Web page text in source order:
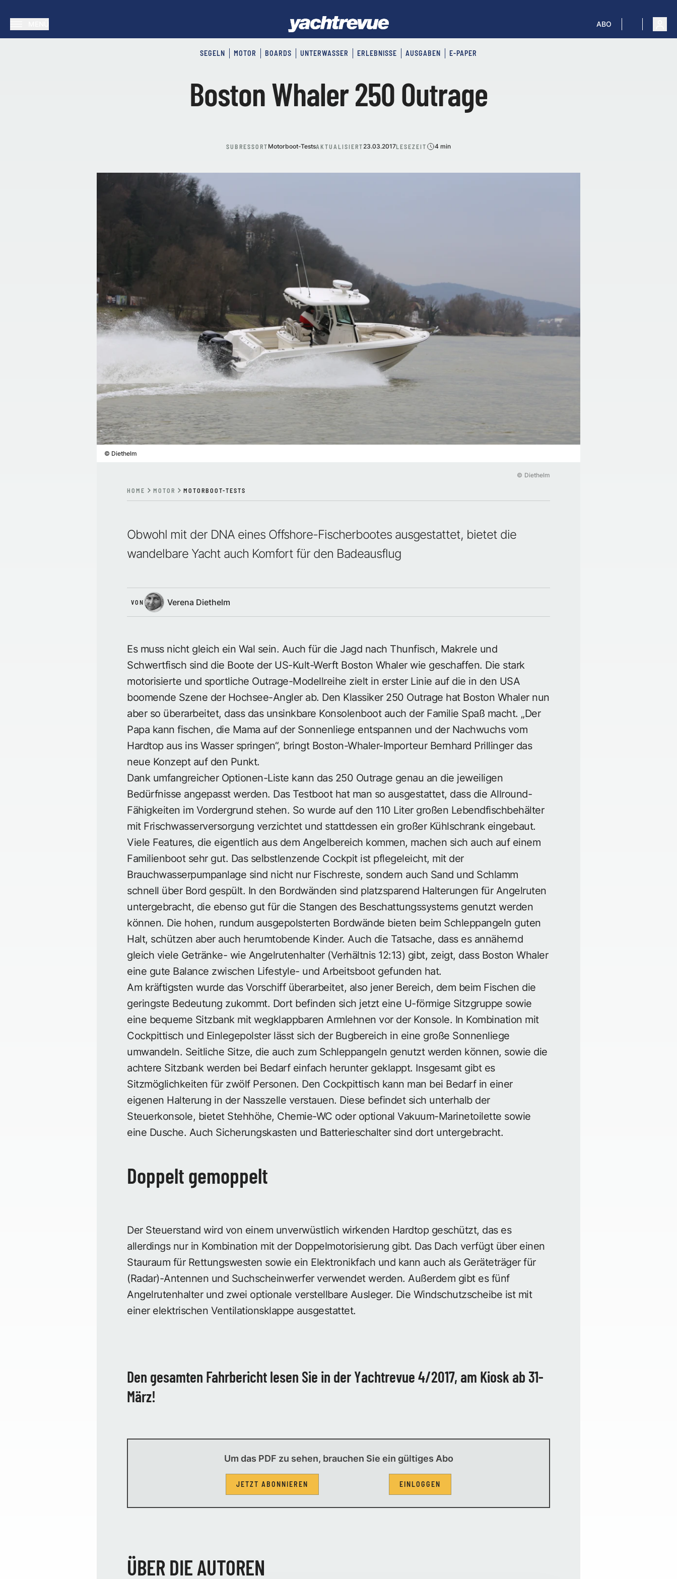
ABO
SEGELN MOTOR BOARDS UNTERWASSER ERLEBNISSE AUSGABEN E-PAPER
Boston Whaler 250 Outrage
SUBRESSORT Motorboot-TestsAKTUALISIERT23.03.2017LESEZEIT 4 min
© Diethelm
© Diethelm
HOME MOTOR MOTORBOOT-TESTS
Obwohl mit der DNA eines Offshore-Fischerbootes ausgestattet, bietet die
wandelbare Yacht auch Komfort für den Badeausflug
VON Verena Diethelm
Es muss nicht gleich ein Wal sein. Auch für die Jagd nach Thunfisch, Makrele und
Schwertfisch sind die Boote der US-Kult-Werft Boston Whaler wie geschaffen. Die stark
motorisierte und sportliche Outrage-Modellreihe zielt in erster Linie auf die in den USA
boomende Szene der Hochsee-Angler ab. Den Klassiker 250 Outrage hat Boston Whaler nun
aber so überarbeitet, dass das unsinkbare Konsolenboot auch der Familie Spaß macht. „Der
Papa kann fischen, die Mama auf der Sonnenliege entspannen und der Nachwuchs vom
Hardtop aus ins Wasser springen“, bringt Boston-Whaler-Importeur Bernhard Prillinger das
neue Konzept auf den Punkt.
Dank umfangreicher Optionen-Liste kann das 250 Outrage genau an die jeweiligen
Bedürfnisse angepasst werden. Das Testboot hat man so ausgestattet, dass die Allround-
Fähigkeiten im Vordergrund stehen. So wurde auf den 110 Liter großen Lebendfischbehälter
mit Frischwasserversorgung verzichtet und stattdessen ein großer Kühlschrank eingebaut.
Viele Features, die eigentlich aus dem Angelbereich kommen, machen sich auch auf einem
Familienboot sehr gut. Das selbstlenzende Cockpit ist pflegeleicht, mit der
Brauchwasserpumpanlage sind nicht nur Fischreste, sondern auch Sand und Schlamm
schnell über Bord gespült. In den Bordwänden sind platzsparend Halterungen für Angelruten
untergebracht, die ebenso gut für die Stangen des Beschattungssystems genutzt werden
können. Die hohen, rundum ausgepolsterten Bordwände bieten beim Schleppangeln guten
Halt, schützen aber auch herumtobende Kinder. Auch die Tatsache, dass es annähernd
gleich viele Getränke- wie Angelrutenhalter (Verhältnis 12:13) gibt, zeigt, dass Boston Whaler
eine gute Balance zwischen Lifestyle- und Arbeitsboot gefunden hat.
Am kräftigsten wurde das Vorschiff überarbeitet, also jener Bereich, dem beim Fischen die
geringste Bedeutung zukommt. Dort befinden sich jetzt eine U-förmige Sitzgruppe sowie
eine bequeme Sitzbank mit wegklappbaren Armlehnen vor der Konsole. In Kombination mit
Cockpittisch und Einlegepolster lässt sich der Bugbereich in eine große Sonnenliege
umwandeln. Seitliche Sitze, die auch zum Schleppangeln genutzt werden können, sowie die
achtere Sitzbank werden bei Bedarf einfach herunter geklappt. Insgesamt gibt es
Sitzmöglichkeiten für zwölf Personen. Den Cockpittisch kann man bei Bedarf in einer
eigenen Halterung in der Nasszelle verstauen. Diese befindet sich unterhalb der
Steuerkonsole, bietet Stehhöhe, Chemie-WC oder optional Vakuum-Marinetoilette sowie
eine Dusche. Auch Sicherungskasten und Batterieschalter sind dort untergebracht.
Doppelt gemoppelt
Der Steuerstand wird von einem unverwüstlich wirkenden Hardtop geschützt, das es
allerdings nur in Kombination mit der Doppelmotorisierung gibt. Das Dach verfügt über einen
Stauraum für Rettungswesten sowie ein Elektronikfach und kann auch als Geräteträger für
(Radar)-Antennen und Suchscheinwerfer verwendet werden. Außerdem gibt es fünf
Angelrutenhalter und zwei optionale verstellbare Ausleger. Die Windschutzscheibe ist mit
einer elektrischen Ventilationsklappe ausgestattet.
Den gesamten Fahrbericht lesen Sie in der Yachtrevue 4/2017, am Kiosk ab 31-
März!
Um das PDF zu sehen, brauchen Sie ein gültiges Abo
JETZT ABONNIEREN EINLOGGEN
ÜBER DIE AUTOREN